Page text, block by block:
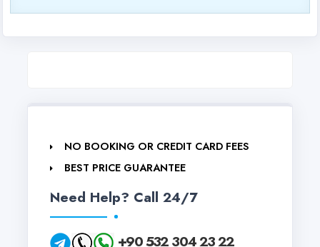
NO BOOKING OR CREDIT CARD FEES
BEST PRICE GUARANTEE
Need Help? Call 24/7
+90 532 304 23 22